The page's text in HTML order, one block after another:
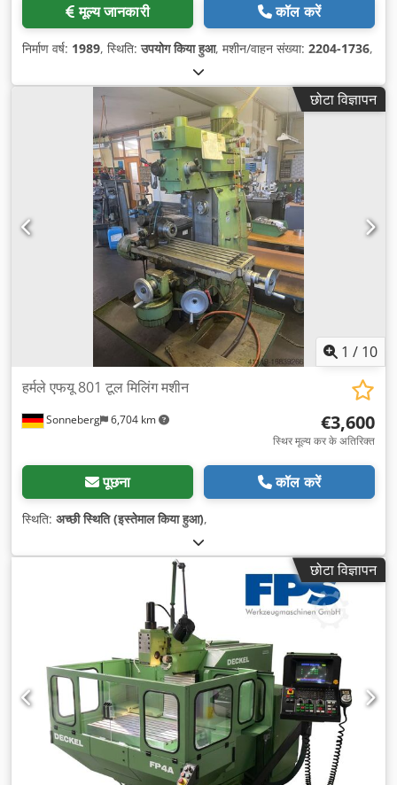
मूल्य जानकारी कॉल करें
निर्माण वर्ष: 1989, स्थिति:उपयोग किया हुआ, मशीन/वाहन संख्या: 2204-1736,
छोटा विज्ञापन
1 / 10
Sonneberg 6,704 km
हर्मले एफयू 801 टूल मिलिंग मशीन
€3,600
स्थिर मूल्य कर के अतिरिक्त
पूछना कॉल करें
स्थिति: अच्छी स्थिति (इस्तेमाल किया हुआ),
छोटा विज्ञापन